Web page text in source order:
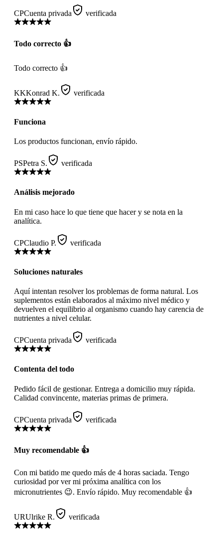
CPCuenta privada verificada
Todo correcto 👍
Todo correcto 👍
KKKonrad K. verificada
Funciona
Los productos funcionan, envío rápido.
PSPetra S. verificada
Análisis mejorado
En mi caso hace lo que tiene que hacer y se nota en la
analítica.
CPClaudio P. verificada
Soluciones naturales
Aquí intentan resolver los problemas de forma natural. Los
suplementos están elaborados al máximo nivel médico y
devuelven el equilibrio al organismo cuando hay carencia de
nutrientes a nivel celular.
CPCuenta privada verificada
Contenta del todo
Pedido fácil de gestionar. Entrega a domicilio muy rápida.
Calidad convincente, materias primas de primera.
CPCuenta privada verificada
Muy recomendable 👍
Con mi batido me quedo más de 4 horas saciada. Tengo
curiosidad por ver mi próxima analítica con los
micronutrientes 😉. Envío rápido. Muy recomendable 👍
URUlrike R. verificada